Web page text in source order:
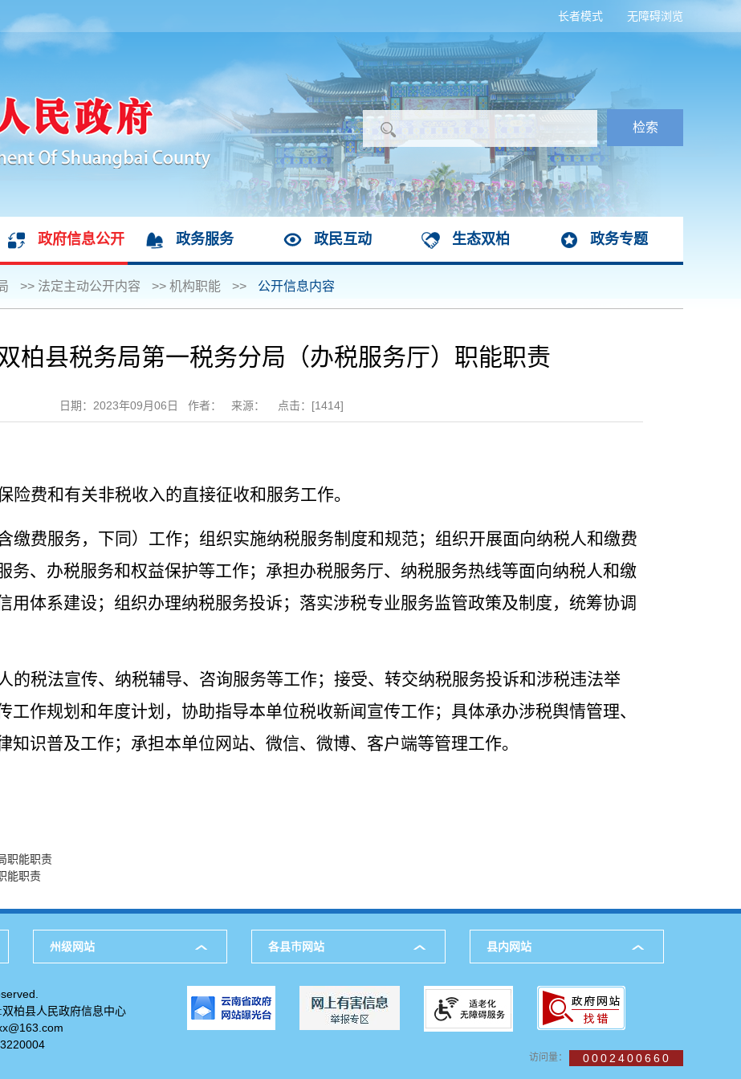
无障碍浏览
长者模式
政府信息公开 政务服务 政民互动 生态双柏 政务专题
>> 法定主动公开内容 >> 机构职能 >> 公开信息内容
柏县税务局第一税务分局（办税服务厅）职能职责
日期：2023年09月06日 作者： 来源： 点击：[1414]
险费和有关非税收入的直接征收和服务工作。
缴费服务，下同）工作；组织实施纳税服务制度和规范；组织开展面向纳税人和缴费
务、办税服务和权益保护等工作；承担办税服务厅、纳税服务热线等面向纳税人和缴
用体系建设；组织办理纳税服务投诉；落实涉税专业服务监管政策及制度，统筹协调
的税法宣传、纳税辅导、咨询服务等工作；接受、转交纳税服务投诉和涉税违法举
工作规划和年度计划，协助指导本单位税收新闻宣传工作；具体承办涉税舆情管理、
知识普及工作；承担本单位网站、微信、微博、客户端等管理工作。
职能职责
能职责
州级网站 各县市网站 县内网站
柏县人民政府信息中心
访问量： 0002400660